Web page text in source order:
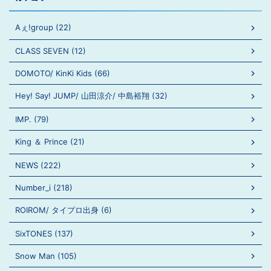
Aぇ!group (22)
CLASS SEVEN (12)
DOMOTO/ KinKi Kids (66)
Hey! Say! JUMP/ 山田涼介/ 中島裕翔 (32)
IMP. (79)
King ＆ Prince (21)
NEWS (222)
Number_i (218)
ROIROM/ タイプロ出身 (6)
SixTONES (137)
Snow Man (105)